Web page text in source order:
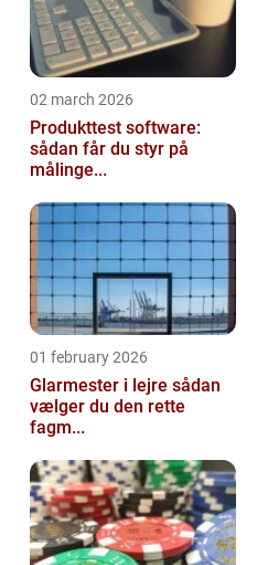
02 march 2026
Produkttest software:
sådan får du styr på
målinge...
01 february 2026
Glarmester i lejre sådan
vælger du den rette
fagm...